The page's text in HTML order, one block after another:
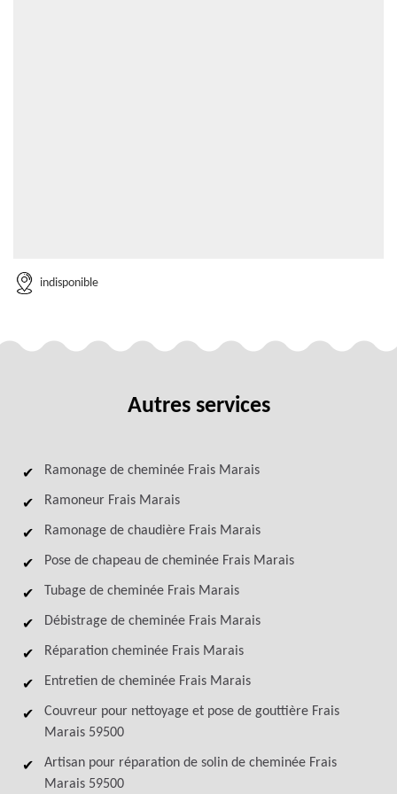
indisponible
Autres services
Ramonage de cheminée Frais Marais
Ramoneur Frais Marais
Ramonage de chaudière Frais Marais
Pose de chapeau de cheminée Frais Marais
Tubage de cheminée Frais Marais
Débistrage de cheminée Frais Marais
Réparation cheminée Frais Marais
Entretien de cheminée Frais Marais
Couvreur pour nettoyage et pose de gouttière Frais
Marais 59500
Artisan pour réparation de solin de cheminée Frais
Marais 59500